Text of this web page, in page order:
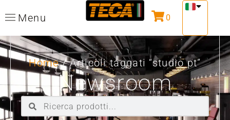
Menu 0
Home/ Articoli taggati “studio pt”
Newsroom